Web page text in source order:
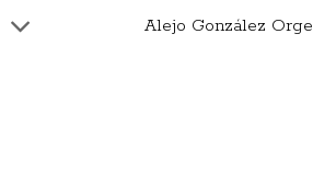
Alejo González Orge